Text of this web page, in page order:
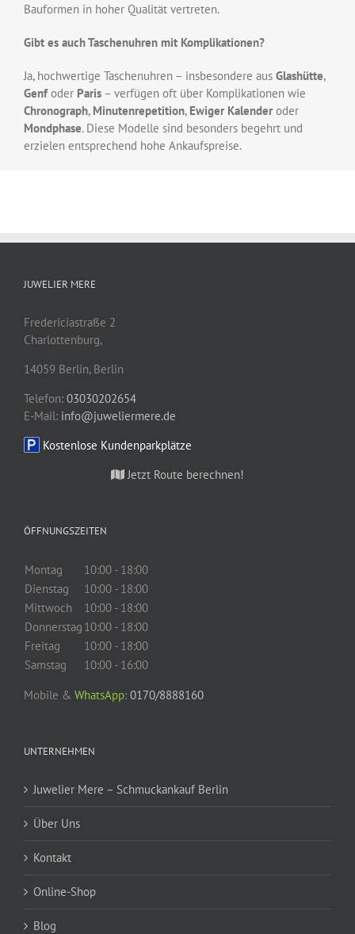
Bauformen in hoher Qualität vertreten.
Gibt es auch Taschenuhren mit Komplikationen?
Ja, hochwertige Taschenuhren – insbesondere aus Glashütte,
Genfoder Paris– verfügen oft über Komplikationen wie
Chronograph, Minutenrepetition, Ewiger Kalenderoder
Mondphase. Diese Modelle sind besonders begehrt und
erzielen entsprechend hohe Ankaufspreise.
JUWELIER MERE
Fredericiastraße 2
Charlottenburg,
14059 Berlin, Berlin
Telefon: 03030202654
E-Mail: info@juweliermere.de
Kostenlose Kundenparkplätze
Jetzt Route berechnen!
ÖFFNUNGSZEITEN
Montag
10:00 - 18:00
Dienstag
10:00 - 18:00
Mittwoch
10:00 - 18:00
Donnerstag 10:00 - 18:00
Freitag
10:00 - 18:00
Samstag
10:00 - 16:00
Mobile & WhatsApp: 0170/8888160
UNTERNEHMEN
Juwelier Mere – Schmuckankauf Berlin
Über Uns
Kontakt
Online-Shop
Blog